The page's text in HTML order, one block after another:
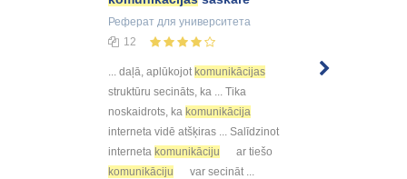
Реферат для университета
12
... daļā, aplūkojot komunikācijas
struktūru secināts, ka ... Tika
noskaidrots, ka komunikācija
interneta vidē atšķiras ... Salīdzinot
interneta komunikāciju
ar tiešo
komunikāciju
var secināt ...